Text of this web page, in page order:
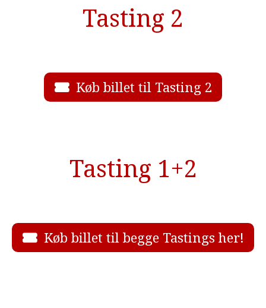
Tasting 2
Køb billet til Tasting 2
Tasting 1+2
Køb billet til begge Tastings her!